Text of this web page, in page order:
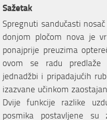
Sažetak
Spregnuti sandučasti
donjom pločom nova je
ponajprije preuzima
ovom se radu predlaže
jednadžbi i pripadajućih
izazvane učinkom
Dvije funkcije razlike
posmika postavljene